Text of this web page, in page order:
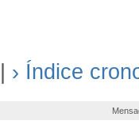
› Índice